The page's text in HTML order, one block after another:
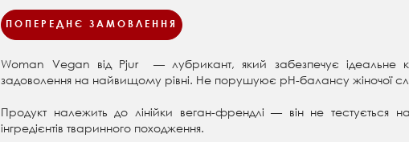
ПОПЕРЕДНЄ ЗАМОВЛЕННЯ
Woman Vegan від Pjur — лубрикант, який забезпечує ідеальне
задоволення на найвищому рівні. Не порушуює pH-балансу жіночої
Продукт належить до лінійки веган-френдлі — він не тестується
інгредієнтів тваринного походження.